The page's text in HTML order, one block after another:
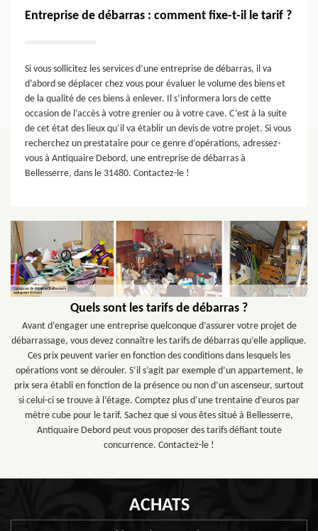
Entreprise de débarras : comment fixe-t-il le tarif ?
Si vous sollicitez les services d’une entreprise de débarras, il va
d’abord se déplacer chez vous pour évaluer le volume des biens et
de la qualité de ces biens à enlever. Il s’informera lors de cette
occasion de l’accès à votre grenier ou à votre cave. C’est à la suite
de cet état des lieux qu’il va établir un devis de votre projet. Si vous
recherchez un prestataire pour ce genre d’opérations, adressez-
vous à Antiquaire Debord, une entreprise de débarras à
Bellesserre, dans le 31480. Contactez-le !
Quels sont les tarifs de débarras ?
Avant d’engager une entreprise quelconque d’assurer votre projet de
débarrassage, vous devez connaître les tarifs de débarras qu’elle applique.
Ces prix peuvent varier en fonction des conditions dans lesquels les
opérations vont se dérouler. S’il s’agit par exemple d’un appartement, le
prix sera établi en fonction de la présence ou non d’un ascenseur, surtout
si celui-ci se trouve à l’étage. Comptez plus d’une trentaine d’euros par
mètre cube pour le tarif. Sachez que si vous êtes situé à Bellesserre,
Antiquaire Debord peut vous proposer des tarifs défiant toute
concurrence. Contactez-le !
ACHATS